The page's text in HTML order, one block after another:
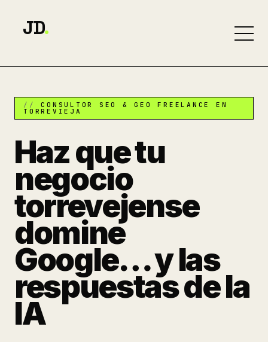
JD.
CONSULTOR SEO & GEO FREELANCE EN
TORREVIEJA
Haz que tu
negocio
torrevejense
domine
Google… y las
respuestas de la
IA